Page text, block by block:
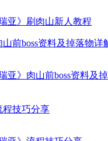
山前boss资料及掉落物详
程技巧分享